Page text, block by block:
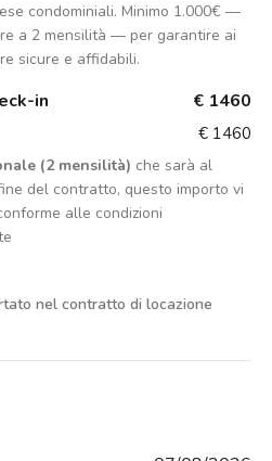
condominiali. Minimo 1.000€ —
a 2 mensilità — per garantire ai
sicure e affidabili.
in € 1460
€ 1460
(2 mensilità) che sarà al
del contratto, questo importo vi
alle condizioni
nel contratto di locazione